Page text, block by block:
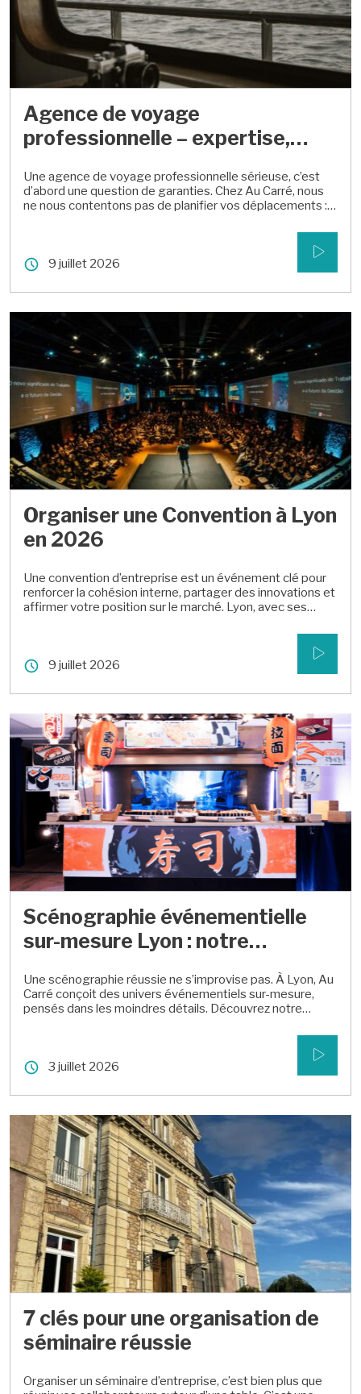
Agence de voyage
professionnelle – expertise,
mesure
Une agence de voyage professionnelle sérieuse, c’est
d’abord une question de garanties. Chez Au Carré, nous
ne nous contentons pas de planifier vos déplacements :
garantie APST, nous organisons vos […]
9 juillet 2026
Organiser une Convention à Lyon
en 2026
Une convention d’entreprise est un événement clé pour
renforcer la cohésion interne, partager des innovations et
affirmer votre position sur le marché. Lyon, avec ses
idéal pour rassembler vos collaborateurs et partenaires.
Lieux atypiques, animations engageantes et organisation
fluide : découvrez comment faire de votre convention un
9 juillet 2026
Scénographie événementielle
sur-mesure Lyon : notre
Une scénographie réussie ne s’improvise pas. À Lyon, Au
Carré conçoit des univers événementiels sur-mesure,
pensés dans les moindres détails. Découvrez notre
événement d’entreprise ne se limite plus à réserver une
salle et à installer quelques tables. Vos collaborateurs et
vos clients ont vu passer des […]
3 juillet 2026
7 clés pour une organisation de
séminaire réussie
Organiser un séminaire d’entreprise, c’est bien plus que